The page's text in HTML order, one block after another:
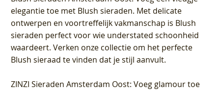
elegantie toe met Blush sieraden. Met delicate
ontwerpen en voortreffelijk vakmanschap is Blush
sieraden perfect voor wie understated schoonheid
waardeert. Verken onze collectie om het perfecte
Blush sieraad te vinden dat je stijl aanvult.
ZINZI Sieraden Amsterdam Oost: Voeg glamour toe